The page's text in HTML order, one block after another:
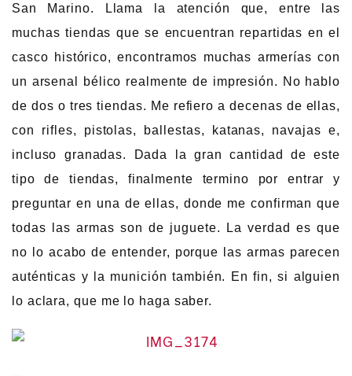
San Marino. Llama la atención que, entre las
muchas tiendas que se encuentran repartidas en el
casco histórico, encontramos muchas armerías con
un arsenal bélico realmente de impresión. No hablo
de dos o tres tiendas. Me refiero a decenas de ellas,
con rifles, pistolas, ballestas, katanas, navajas e,
incluso granadas. Dada la gran cantidad de este
tipo de tiendas, finalmente termino por entrar y
preguntar en una de ellas, donde me confirman que
todas las armas son de juguete. La verdad es que
no lo acabo de entender, porque las armas parecen
auténticas y la munición también. En fin, si alguien
lo aclara, que me lo haga saber.